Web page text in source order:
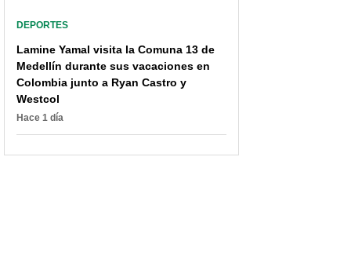
DEPORTES
Lamine Yamal visita la Comuna 13 de
Medellín durante sus vacaciones en
Colombia junto a Ryan Castro y
Westcol
Hace 1 día